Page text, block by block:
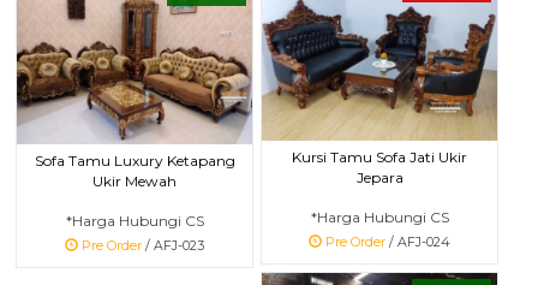
Kursi Tamu Sofa Jati Ukir
Jepara
*Harga Hubungi CS
Pre Order / AFJ-024
Sofa Tamu Luxury Ketapang
Ukir Mewah
*Harga Hubungi CS
Pre Order / AFJ-023